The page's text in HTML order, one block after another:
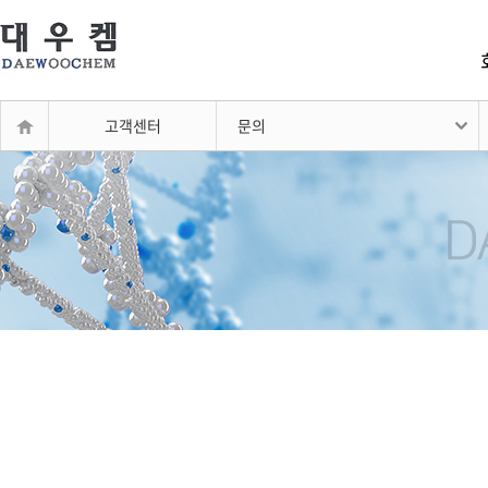
고객센터 문의